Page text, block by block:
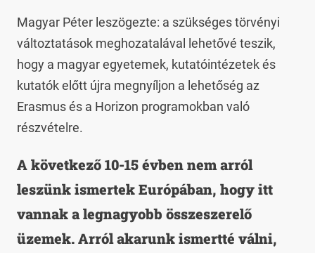
Magyar Péter leszögezte: a szükséges törvényi
változtatások meghozatalával lehetővé teszik,
hogy a magyar egyetemek, kutatóintézetek és
kutatók előtt újra megnyíljon a lehetőség az
Erasmus és a Horizon programokban való
részvételre.
A következő 10-15 évben nem arról
leszünk ismertek Európában, hogy itt
vannak a legnagyobb összeszerelő
üzemek. Arról akarunk ismertté válni,